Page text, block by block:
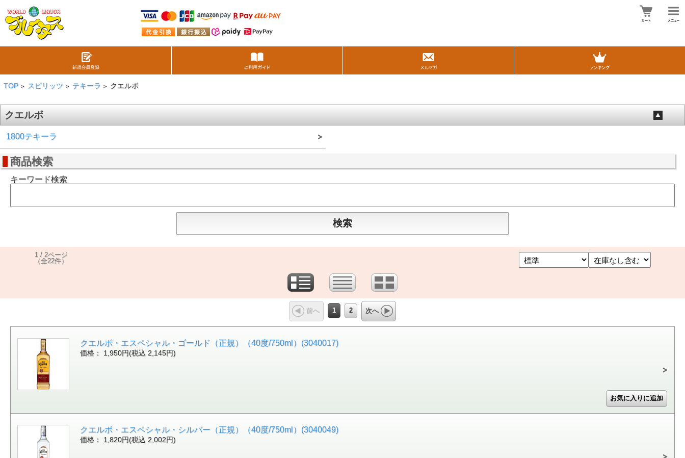
TOP > スピリッツ > テキーラ > クエルボ
クエルボ
1800テキーラ
商品検索
キーワード検索
1 / 2ページ
（全22件）
前へ 1 2 次へ
クエルボ・エスペシャル・ゴールド（正規）（40度/750ml）(3040017)
価格： 1,950円(税込 2,145円)
クエルボ・エスペシャル・シルバー（正規）（40度/750ml）(3040049)
価格： 1,820円(税込 2,002円)